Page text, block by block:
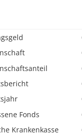
Fonds
Krankenkasse